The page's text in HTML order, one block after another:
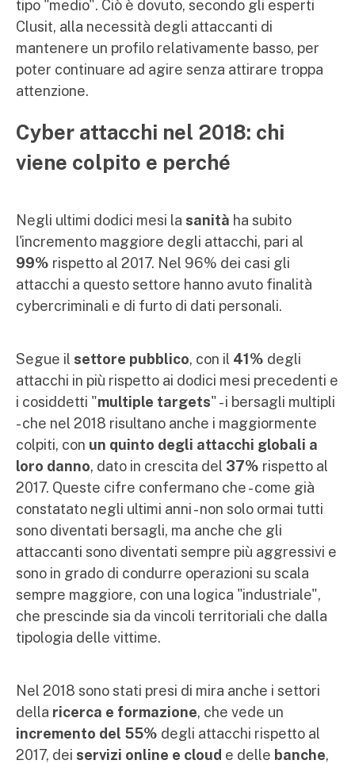
tipo "medio". Ciò è dovuto, secondo gli esperti
Clusit, alla necessità degli attaccanti di
mantenere un profilo relativamente basso, per
poter continuare ad agire senza attirare troppa
attenzione.
Cyber attacchi nel 2018: chi
viene colpito e perché
Negli ultimi dodici mesi la sanità ha subito
l'incremento maggiore degli attacchi, pari al
99% rispetto al 2017. Nel 96% dei casi gli
attacchi a questo settore hanno avuto finalità
cybercriminali e di furto di dati personali.
Segue il settore pubblico, con il 41% degli
attacchi in più rispetto ai dodici mesi precedenti e
i cosiddetti "multiple targets" - i bersagli multipli
- che nel 2018 risultano anche i maggiormente
colpiti, con un quinto degli attacchi globali a
loro danno, dato in crescita del 37% rispetto al
2017. Queste cifre confermano che - come già
constatato negli ultimi anni - non solo ormai tutti
sono diventati bersagli, ma anche che gli
attaccanti sono diventati sempre più aggressivi e
sono in grado di condurre operazioni su scala
sempre maggiore, con una logica "industriale",
che prescinde sia da vincoli territoriali che dalla
tipologia delle vittime.
Nel 2018 sono stati presi di mira anche i settori
della ricerca e formazione, che vede un
incremento del 55% degli attacchi rispetto al
2017, dei servizi online e cloud e delle banche,